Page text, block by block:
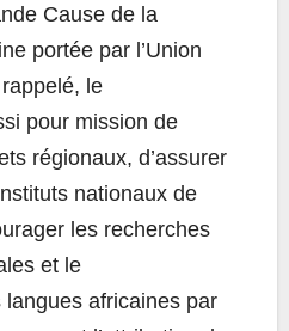
Cause de la
portée par l’Union
le
pour mission de
régionaux, d’assurer
nationaux de
les recherches
et le
africaines par